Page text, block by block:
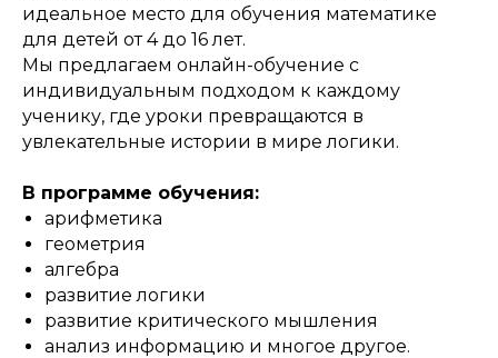
идеальное место для обучения математике
для детей от 4 до 16 лет.
Мы предлагаем онлайн-обучение с
индивидуальным подходом к каждому
ученику, где уроки превращаются в
увлекательные истории в мире логики.
В программе обучения:
арифметика
геометрия
алгебра
развитие логики
развитие критического мышления
анализ информацию и многое другое.